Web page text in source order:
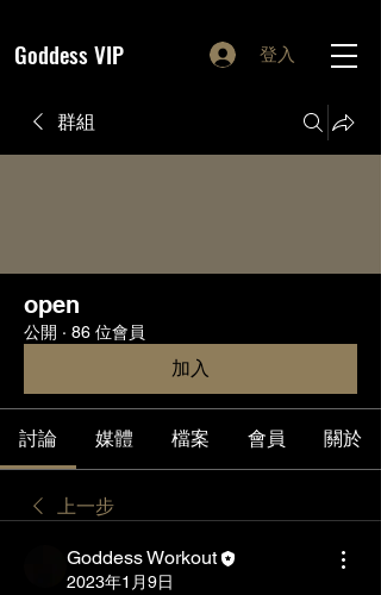
Goddess VIP 登入
群組
open
公開 · 86 位會員
加入
討論 媒體 檔案 會員 關於
上一步
Goddess Workout
2023年1月9日